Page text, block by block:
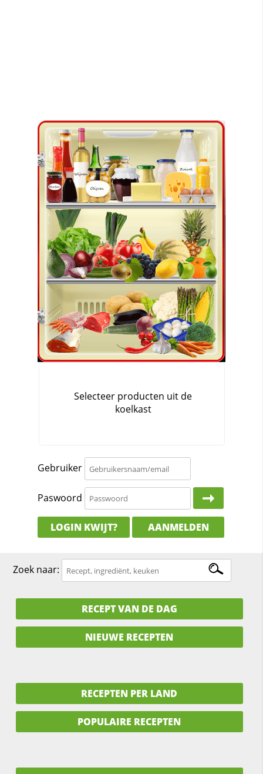
Gebruiker
Paswoord
LOGIN KWIJT? AANMELDEN
Zoek naar:
RECEPT VAN DE DAG
NIEUWE RECEPTEN
RECEPTEN PER LAND
POPULAIRE RECEPTEN